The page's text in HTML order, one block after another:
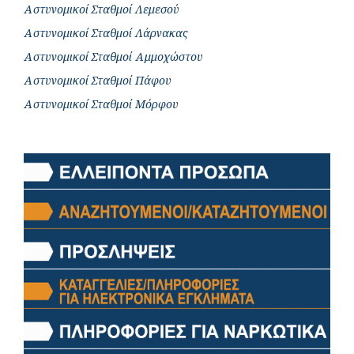
Αστυνομικοί Σταθμοί Λεμεσού
Αστυνομικοί Σταθμοί Λάρνακας
Αστυνομικοί Σταθμοί Αμμοχώστου
Αστυνομικοί Σταθμοί Πάφου
Αστυνομικοί Σταθμοί Μόρφου